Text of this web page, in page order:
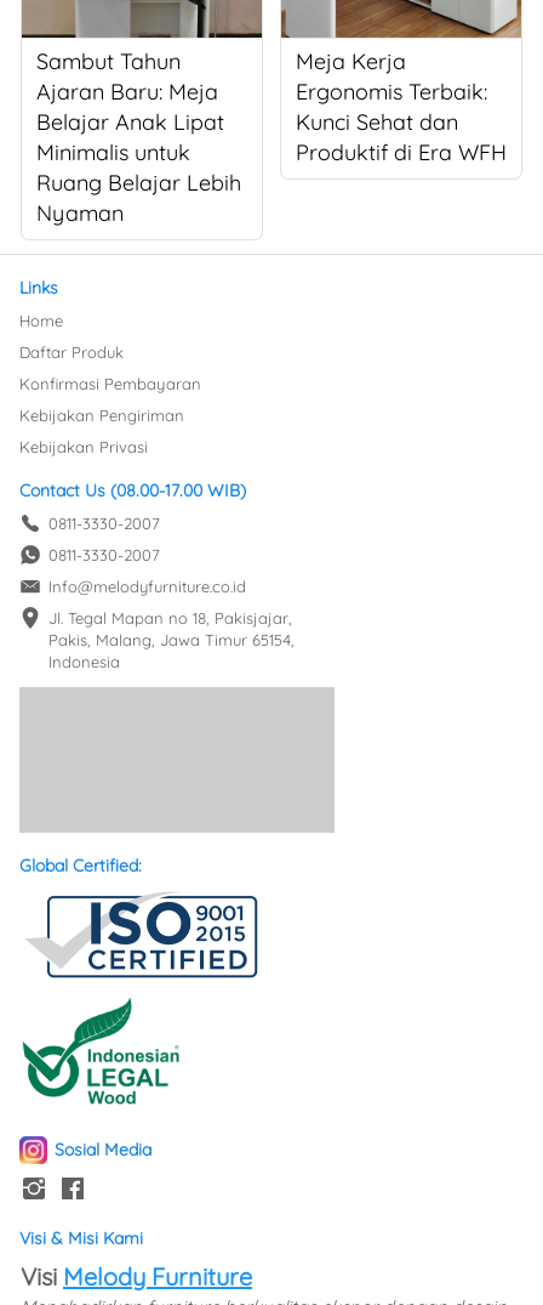
Sambut Tahun
Ajaran Baru: Meja
Belajar Anak Lipat
Minimalis untuk
Ruang Belajar Lebih
Nyaman
Meja Kerja
Ergonomis Terbaik:
Kunci Sehat dan
Produktif di Era WFH
Links
Home
Daftar Produk
Konfirmasi Pembayaran
Kebijakan Pengiriman
Kebijakan Privasi
Contact Us (08.00-17.00 WIB)
0811-3330-2007
0811-3330-2007
Info@melodyfurniture.co.id
Jl. Tegal Mapan no 18, Pakisjajar,
Pakis, Malang, Jawa Timur 65154,
Indonesia
Global Certified:
Sosial Media
Visi & Misi Kami
Visi Melody Furniture